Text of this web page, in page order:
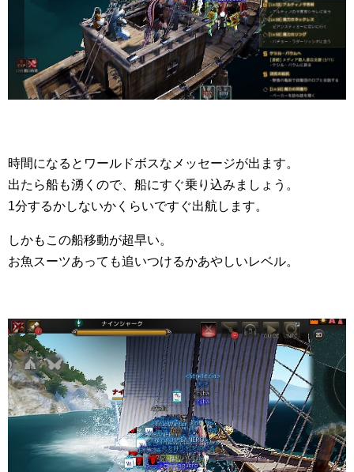
時間になるとワールドボスなメッセージが出ます。
出たら船も湧くので、船にすぐ乗り込みましょう。
1分するかしないかくらいですぐ出航します。
しかもこの船移動が超早い。
お魚スーツあっても追いつけるかあやしいレベル。